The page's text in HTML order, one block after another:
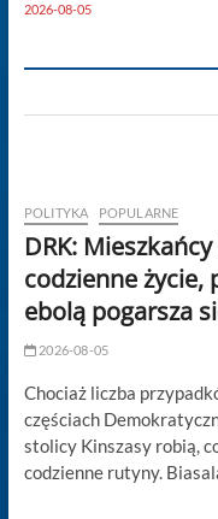
2026-08-05
POLITYKA POPULARNE
DRK:
codzienne życie,
ebolą pogarsza
2026-08-05
Chociaż liczba
częściach
stolicy Kinszasy robią,
codzienne rutyny.